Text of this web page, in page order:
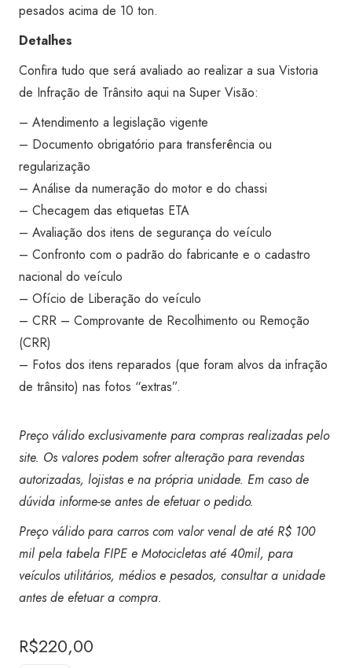
pesados acima de 10 ton.
Detalhes
Confira tudo que será avaliado ao realizar a sua Vistoria
de Infração de Trânsito aqui na Super Visão:
– Atendimento a legislação vigente
– Documento obrigatório para transferência ou
regularização
– Análise da numeração do motor e do chassi
– Checagem das etiquetas ETA
– Avaliação dos itens de segurança do veículo
– Confronto com o padrão do fabricante e o cadastro
nacional do veículo
– Ofício de Liberação do veículo
– CRR – Comprovante de Recolhimento ou Remoção
(CRR)
– Fotos dos itens reparados (que foram alvos da infração
de trânsito) nas fotos “extras”.
Preço válido exclusivamente para compras realizadas pelo
site. Os valores podem sofrer alteração para revendas
autorizadas, lojistas e na própria unidade. Em caso de
dúvida informe-se antes de efetuar o pedido.
Preço válido para carros com valor venal de até R$ 100
mil pela tabela FIPE e Motocicletas até 40mil, para
veículos utilitários, médios e pesados, consultar a unidade
antes de efetuar a compra.
R$220,00